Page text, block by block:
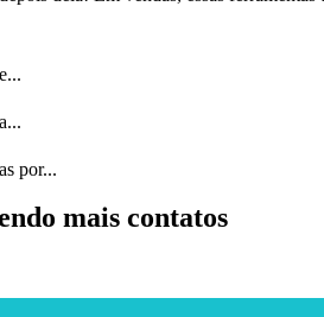
por...
mais contatos